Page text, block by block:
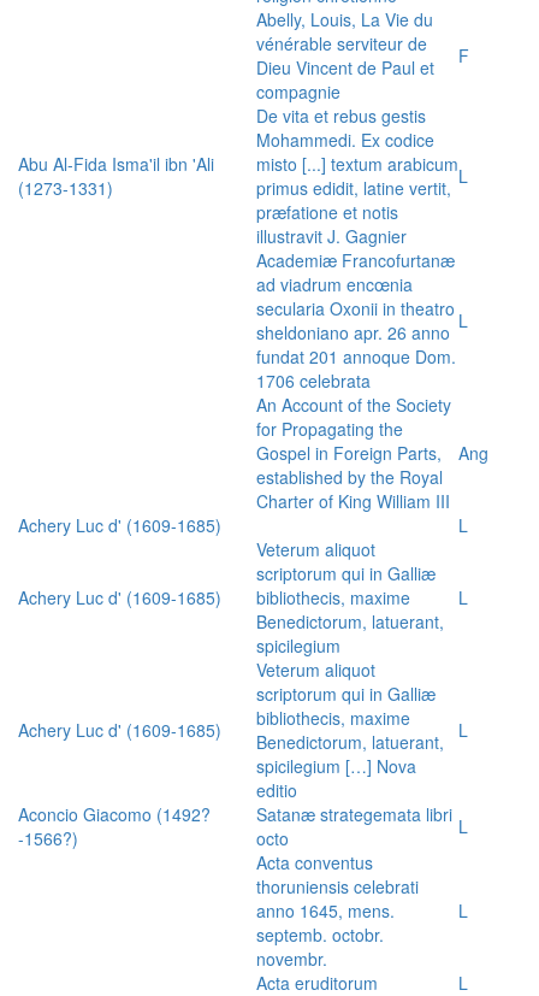
Abelly, Louis, La Vie du
vénérable serviteur de
Dieu Vincent de Paul et
compagnie
F
Abu Al-Fida Isma'il ibn 'Ali
(1273-1331)
De vita et rebus gestis
Mohammedi. Ex codice
misto [...] textum arabicum
primus edidit, latine vertit,
præfatione et notis
illustravit J. Gagnier
L
Academiæ Francofurtanæ
ad viadrum encœnia
secularia Oxonii in theatro
sheldoniano apr. 26 anno
fundat 201 annoque Dom.
1706 celebrata
L
An Account of the Society
for Propagating the
Gospel in Foreign Parts,
established by the Royal
Charter of King William III
Ang
Achery Luc d' (1609-1685) L
Achery Luc d' (1609-1685)
Veterum aliquot
scriptorum qui in Galliæ
bibliothecis, maxime
Benedictorum, latuerant,
spicilegium
L
Achery Luc d' (1609-1685)
Veterum aliquot
scriptorum qui in Galliæ
bibliothecis, maxime
Benedictorum, latuerant,
spicilegium […] Nova
editio
L
Aconcio Giacomo (1492?
-1566?)
Satanæ strategemata libri
octo
L
Acta conventus
thoruniensis celebrati
anno 1645, mens.
septemb. octobr.
novembr.
L
Acta eruditorum
L